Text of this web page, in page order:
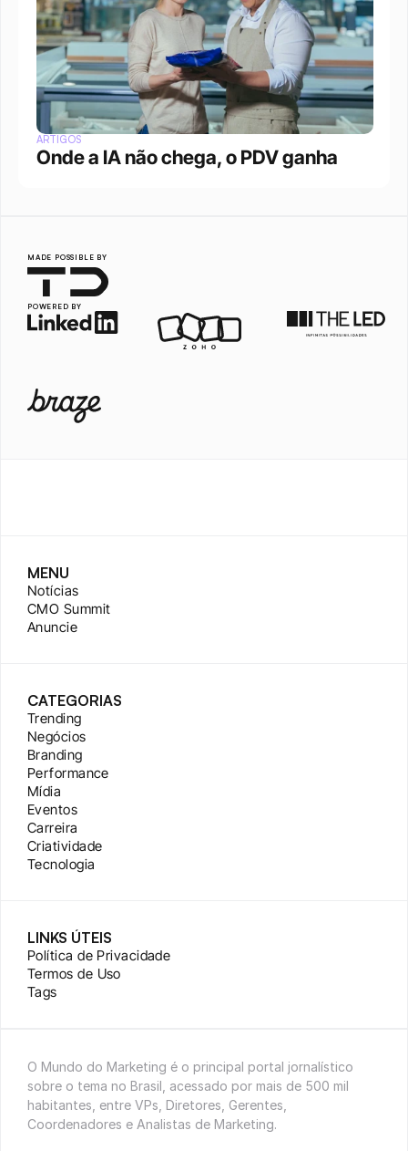
ARTIGOS
Onde a IA não chega, o PDV ganha
MADE POSSIBLE BY
POWERED BY
MENU
Notícias
CMO Summit
Anuncie
CATEGORIAS
Trending
Negócios
Branding
Performance
Mídia
Eventos
Carreira
Criatividade
Tecnologia
LINKS ÚTEIS
Política de Privacidade
Termos de Uso
Tags
O Mundo do Marketing é o principal portal jornalístico
sobre o tema no Brasil, acessado por mais de 500 mil
habitantes, entre VPs, Diretores, Gerentes,
Coordenadores e Analistas de Marketing.